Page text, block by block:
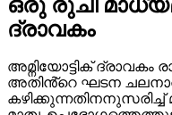
ഒരു രുചി
ദ്രാവകം
അമ്നിയോട്ടിക് ദ്രാവകം
അതിൻ്റെ ഘടന